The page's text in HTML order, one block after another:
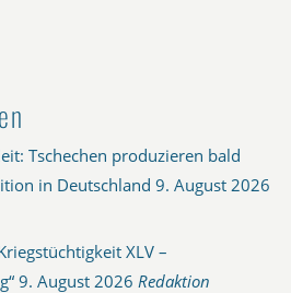
Tschechen produzieren bald
in Deutschland 9. August 2026
XLV –
9. August 2026 Redaktion